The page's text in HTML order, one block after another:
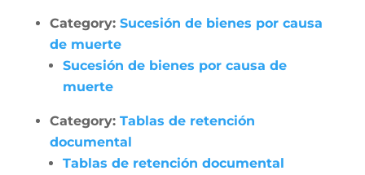
Category: Sucesión de bienes por causa
de muerte
Sucesión de bienes por causa de
muerte
Category: Tablas de retención
documental
Tablas de retención documental